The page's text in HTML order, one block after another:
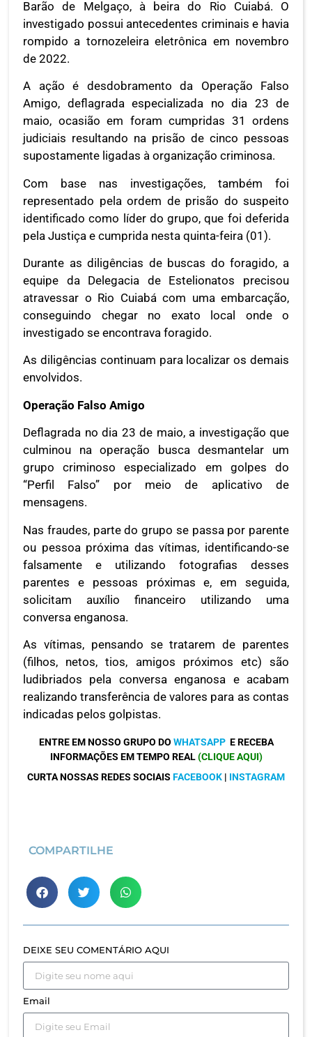
Barão de Melgaço, à beira do Rio Cuiabá. O
investigado possui antecedentes criminais e havia
rompido a tornozeleira eletrônica em novembro
de 2022.
A ação é desdobramento da Operação Falso
Amigo, deflagrada especializada no dia 23 de
maio, ocasião em foram cumpridas 31 ordens
judiciais resultando na prisão de cinco pessoas
supostamente ligadas à organização criminosa.
Com base nas investigações, também foi
representado pela ordem de prisão do suspeito
identificado como líder do grupo, que foi deferida
pela Justiça e cumprida nesta quinta-feira (01).
Durante as diligências de buscas do foragido, a
equipe da Delegacia de Estelionatos precisou
atravessar o Rio Cuiabá com uma embarcação,
conseguindo chegar no exato local onde o
investigado se encontrava foragido.
As diligências continuam para localizar os demais
envolvidos.
Operação Falso Amigo
Deflagrada no dia 23 de maio, a investigação que
culminou na operação busca desmantelar um
grupo criminoso especializado em golpes do
“Perfil Falso” por meio de aplicativo de
mensagens.
Nas fraudes, parte do grupo se passa por parente
ou pessoa próxima das vítimas, identificando-se
falsamente e utilizando fotografias desses
parentes e pessoas próximas e, em seguida,
solicitam auxílio financeiro utilizando uma
conversa enganosa.
As vítimas, pensando se tratarem de parentes
(filhos, netos, tios, amigos próximos etc) são
ludibriados pela conversa enganosa e acabam
realizando transferência de valores para as contas
indicadas pelos golpistas.
ENTRE EM NOSSO GRUPO DO WHATSAPP E RECEBA
INFORMAÇÕES EM TEMPO REAL(CLIQUE AQUI)
CURTA NOSSAS REDES SOCIAIS FACEBOOK | INSTAGRAM
COMPARTILHE
DEIXE SEU COMENTÁRIO AQUI
Email